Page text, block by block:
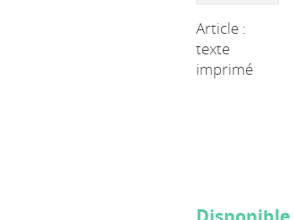
Article :
texte
imprimé